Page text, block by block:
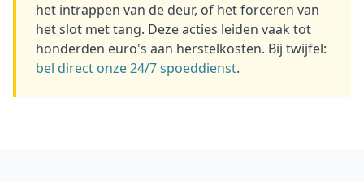
het intrappen van de deur, of het forceren van
het slot met tang. Deze acties leiden vaak tot
honderden euro's aan herstelkosten. Bij twijfel:
bel direct onze 24/7 spoeddienst.